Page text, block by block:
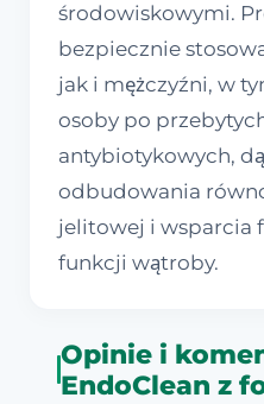
środowiskowymi.
bezpiecznie
jak i mężczyźni, w
osoby po
antybiotykowych,
odbudowania
jelitowej i wsparcia
funkcji wątroby.
Opinie i
EndoClean z